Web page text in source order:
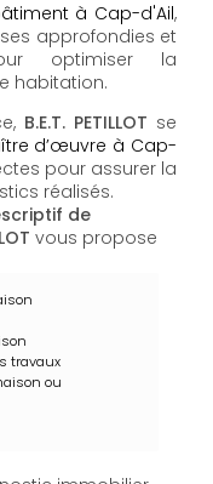
à Cap-d'Ail,
approfondies et
optimiser la
habitation.
B.E.T. PETILLOT se
d’œuvre à Cap-
pour assurer la
réalisés.
de
vous propose
travaux
ou